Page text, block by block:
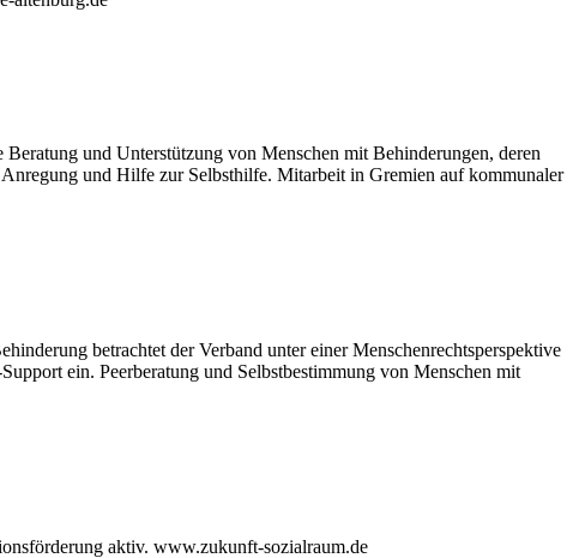
und Unterstützung von Menschen mit Behinderungen, deren
und Hilfe zur Selbsthilfe. Mitarbeit in Gremien auf kommunaler
betrachtet der Verband unter einer Menschenrechtsperspektive
ein. Peerberatung und Selbstbestimmung von Menschen mit
aktiv. www.zukunft-sozialraum.de